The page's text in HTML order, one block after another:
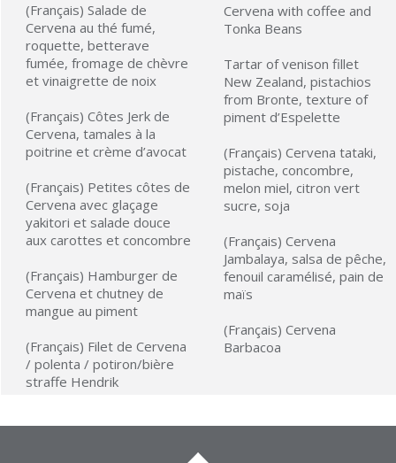
(Français) Salade de
Cervena au thé fumé,
roquette, betterave
fumée, fromage de chèvre
et vinaigrette de noix
(Français) Côtes Jerk de
Cervena, tamales à la
poitrine et crème d’avocat
(Français) Petites côtes de
Cervena avec glaçage
yakitori et salade douce
aux carottes et concombre
(Français) Hamburger de
Cervena et chutney de
mangue au piment
(Français) Filet de Cervena
/ polenta / potiron/bière
straffe Hendrik
Cervena with coffee and
Tonka Beans
Tartar of venison fillet
New Zealand, pistachios
from Bronte, texture of
piment d’Espelette
(Français) Cervena tataki,
pistache, concombre,
melon miel, citron vert
sucre, soja
(Français) Cervena
Jambalaya, salsa de pêche,
fenouil caramélisé, pain de
maïs
(Français) Cervena
Barbacoa